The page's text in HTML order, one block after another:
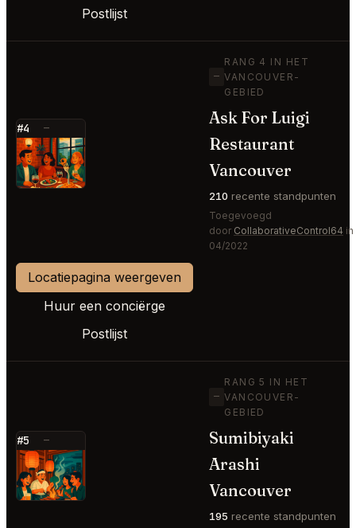
Postlijst
#4 —
⭐
—
RANG 4 IN HET
VANCOUVER-
GEBIED
Ask For Luigi
Restaurant
Vancouver
210 recente standpunten
Toegevoegd
door CollaborativeControl64 in
04/2022
Locatiepagina weergeven
Huur een conciërge
Postlijst
#5 —
⭐
—
RANG 5 IN HET
VANCOUVER-
GEBIED
Sumibiyaki
Arashi
Vancouver
195 recente standpunten